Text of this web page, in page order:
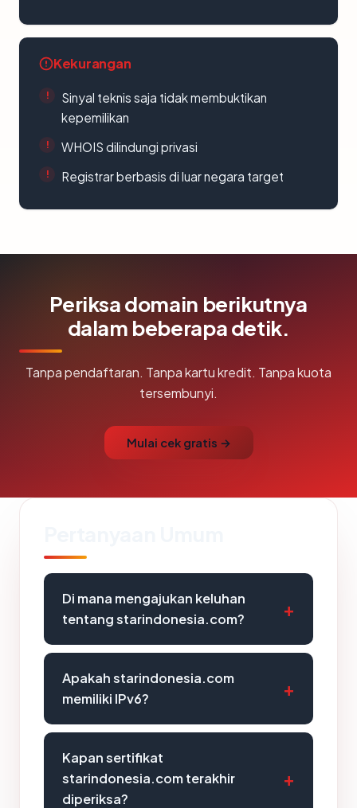
Kekurangan
Sinyal teknis saja tidak membuktikan
kepemilikan
WHOIS dilindungi privasi
Registrar berbasis di luar negara target
Periksa domain berikutnya
dalam beberapa detik.
Tanpa pendaftaran. Tanpa kartu kredit. Tanpa kuota
tersembunyi.
Mulai cek gratis →
Di mana mengajukan keluhan
tentang starindonesia.com?
Apakah starindonesia.com
memiliki IPv6?
Kapan sertifikat
starindonesia.com terakhir
diperiksa?